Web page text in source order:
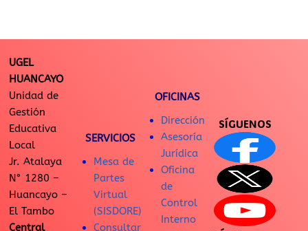
UGEL
HUANCAYO
Unidad de
Gestión
Educativa
Local
Jr. Atalaya
N° 1280 –
Huancayo –
El Tambo
Central
SERVICIOS
Mesa de
Partes
Virtual
(SISDORE)
Consultar
OFICINAS
Dirección
Asesoría
Jurídica
Oficina
de
Control
Interno
SÍGUENOS